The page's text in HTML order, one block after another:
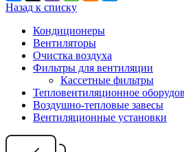
Назад к списку
Кондиционеры
Вентиляторы
Очистка воздуха
Фильтры для вентиляции
Кассетные фильтры
Тепловентиляционное
Воздушно-тепловые завесы
Вентиляционные установки